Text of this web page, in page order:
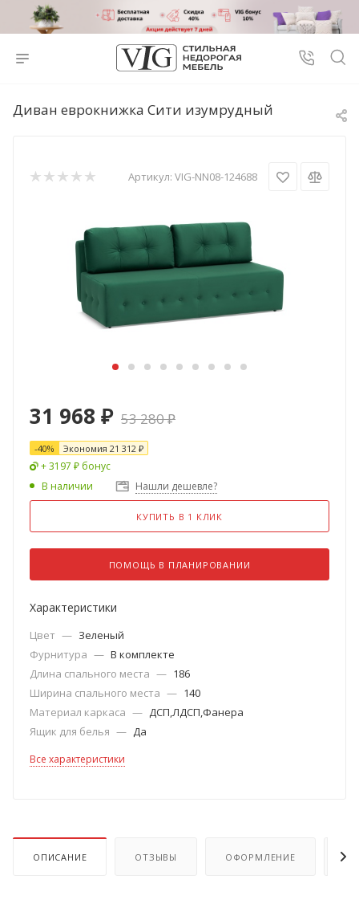
Диван еврокнижка Сити изумрудный
Артикул: VIG-NN08-124688
31 968 ₽ 53 280₽
-40% Экономия 21 312 ₽
+ 3197 ₽ бонус
В наличии
Нашли дешевле?
КУПИТЬ В 1 КЛИК
ПОМОЩЬ В ПЛАНИРОВАНИИ
Характеристики
Цвет — Зеленый
Фурнитура — В комплекте
Длина спального места — 186
Ширина спального места — 140
Материал каркаса — ДСП,ЛДСП,Фанера
Ящик для белья — Да
Все характеристики
ОПИСАНИЕ ОТЗЫВЫ ОФОРМЛЕНИЕ